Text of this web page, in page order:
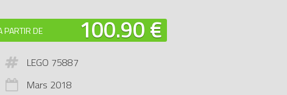
PARTIR DE 100.90 €
LEGO 75887
Mars 2018